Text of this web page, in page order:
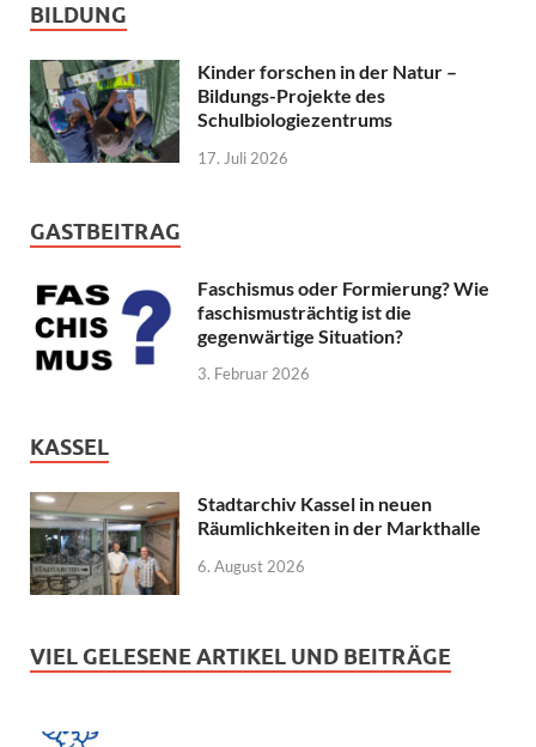
BILDUNG
Kinder forschen in der Natur –
Bildungs-Projekte des
Schulbiologiezentrums
17. Juli 2026
GASTBEITRAG
Faschismus oder Formierung? Wie
faschismusträchtig ist die
gegenwärtige Situation?
3. Februar 2026
KASSEL
Stadtarchiv Kassel in neuen
Räumlichkeiten in der Markthalle
6. August 2026
VIEL GELESENE ARTIKEL UND BEITRÄGE